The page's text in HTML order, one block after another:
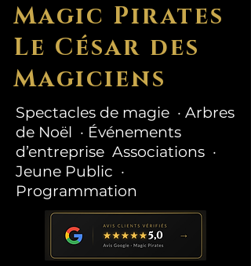
Magic Pirates
Le César des
Magiciens
Spectacles de magie · Arbres
de Noël · Événements
d’entreprise Associations ·
Jeune Public ·
Programmation